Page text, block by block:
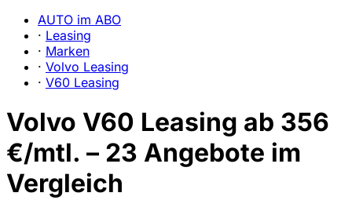
AUTO im ABO
· Leasing
· Marken
· Volvo Leasing
· V60 Leasing
Volvo V60 Leasing ab 356
€/mtl. – 23 Angebote im
Vergleich